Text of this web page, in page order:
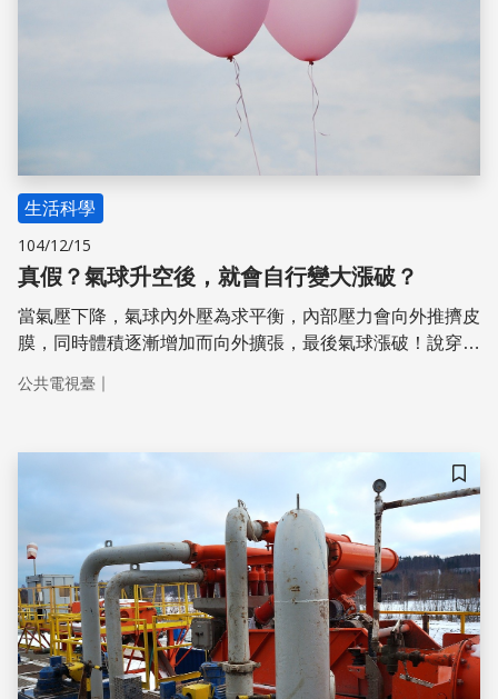
生活科學
104/12/15
真假？氣球升空後，就會自行變大漲破？
當氣壓下降，氣球內外壓為求平衡，內部壓力會向外推擠皮
膜，同時體積逐漸增加而向外擴張，最後氣球漲破！說穿
下，氣壓與體積會成反比」的「波以耳定律」。
公共電視臺 ｜
儲存